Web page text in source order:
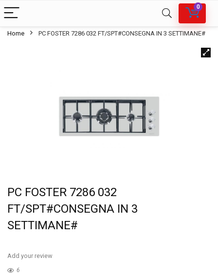
0
Home PC FOSTER 7286 032 FT/SPT#CONSEGNA IN 3 SETTIMANE#
PC FOSTER 7286 032
FT/SPT#CONSEGNA IN 3
SETTIMANE#
Add your review
6